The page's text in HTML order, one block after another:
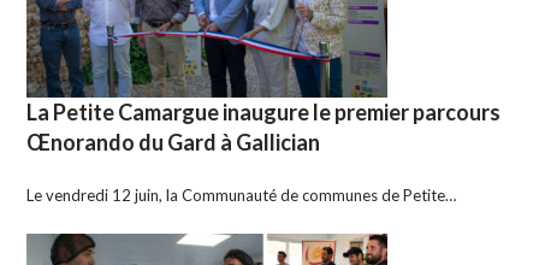
La Petite Camargue inaugure le premier parcours
Œnorando du Gard à Gallician
Le vendredi 12 juin, la Communauté de communes de Petite…